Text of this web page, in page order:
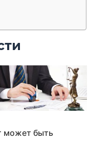
может быть